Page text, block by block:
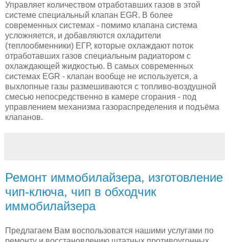
Управляет количеством отработавших газов в этой
системе специальный клапан EGR. В более
современных системах - помимо клапана система
усложняется, и добавляются охладители
(теплообменники) ЕГР, которые охлаждают поток
отработавших газов специальным радиатором с
охлаждающей жидкостью. В самых современных
системах EGR - клапан вообще не используется, а
выхлопные газы размешиваются с топливо-воздушной
смесью непосредственно в камере сгорания - под
управлением механизма газораспределения и подъёма
клапанов.
Ремонт иммобилайзера, изготовление
чип-ключа, чип в обходчик
иммобилайзера
Предлагаем Вам воспользоватся нашими услугами по